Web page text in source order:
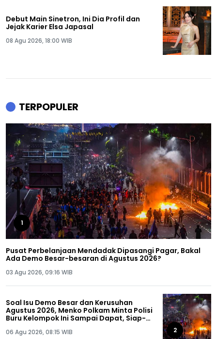
Debut Main Sinetron, Ini Dia Profil dan
Jejak Karier Elsa Japasal
08 Agu 2026, 18:00 WIB
TERPOPULER
1
Pusat Perbelanjaan Mendadak Dipasangi Pagar, Bakal
Ada Demo Besar-besaran di Agustus 2026?
03 Agu 2026, 09:16 WIB
Soal Isu Demo Besar dan Kerusuhan
Agustus 2026, Menko Polkam Minta Polisi
Buru Kelompok Ini Sampai Dapat, Siap-
06 Agu 2026, 08:15 WIB 2